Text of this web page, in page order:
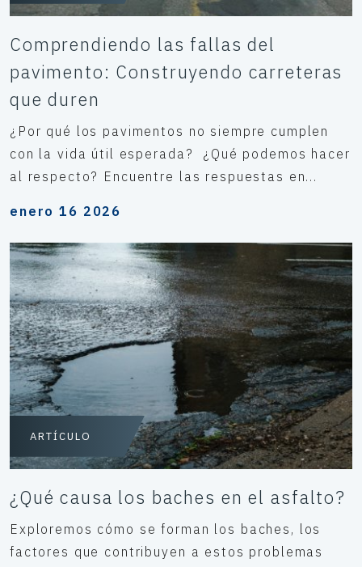
Comprendiendo las fallas del
pavimento: Construyendo carreteras
que duren
¿Por qué los pavimentos no siempre cumplen
con la vida útil esperada? ¿Qué podemos hacer
al respecto? Encuentre las respuestas en...
enero 16 2026
ARTÍCULO
¿Qué causa los baches en el asfalto?
Exploremos cómo se forman los baches, los
factores que contribuyen a estos problemas